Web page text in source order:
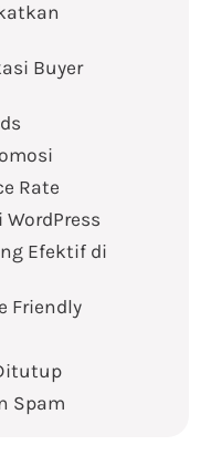
Buyer
Rate
Efektif di
Friendly
Spam